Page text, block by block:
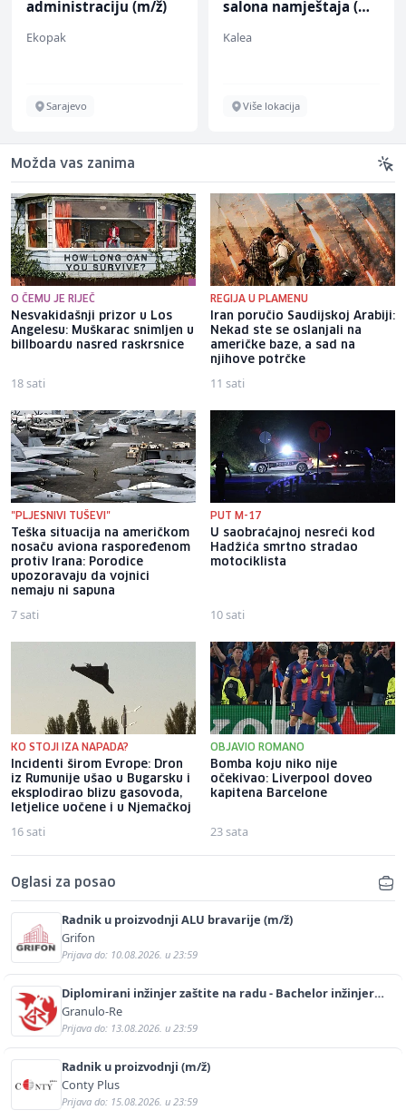
administraciju (m/ž)
Ekopak
Sarajevo
salona namještaja (m/
Kalea
Više lokacija
Možda vas zanima
O ČEMU JE RIJEČ
Nesvakidašnji prizor u Los
Angelesu: Muškarac snimljen u
billboardu nasred raskrsnice
18 sati
REGIJA U PLAMENU
Iran poručio Saudijskoj Arabiji:
Nekad ste se oslanjali na
američke baze, a sad na
njihove potrčke
11 sati
"PLJESNIVI TUŠEVI"
Teška situacija na američkom
nosaču aviona raspoređenom
protiv Irana: Porodice
upozoravaju da vojnici
nemaju ni sapuna
7 sati
PUT M-17
U saobraćajnoj nesreći kod
Hadžića smrtno stradao
motociklista
10 sati
KO STOJI IZA NAPADA?
Incidenti širom Evrope: Dron
iz Rumunije ušao u Bugarsku i
eksplodirao blizu gasovoda,
letjelice uočene i u Njemačkoj
16 sati
OBJAVIO ROMANO
Bomba koju niko nije
očekivao: Liverpool doveo
kapitena Barcelone
23 sata
Oglasi za posao
Radnik u proizvodnji ALU bravarije (m/ž)
Grifon
Prijava do: 10.08.2026. u 23:59
Diplomirani inžinjer zaštite na radu - Bachelor inžinjer
sigurnosti i pomoći (m/ž)
Granulo-Re
Prijava do: 13.08.2026. u 23:59
Radnik u proizvodnji (m/ž)
Conty Plus
Prijava do: 15.08.2026. u 23:59